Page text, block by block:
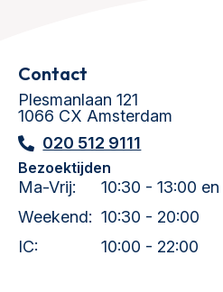
Contact
Plesmanlaan 121
1066 CX Amsterdam
020 512 9111
Bezoektijden
Ma-Vrij:
10:30 - 13:00
Weekend: 10:30 - 20:00
IC:
10:00 - 22:00